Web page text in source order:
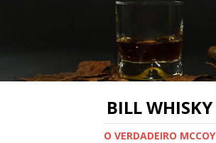
BILL WHISKY
O VERDADEIRO MCCOY